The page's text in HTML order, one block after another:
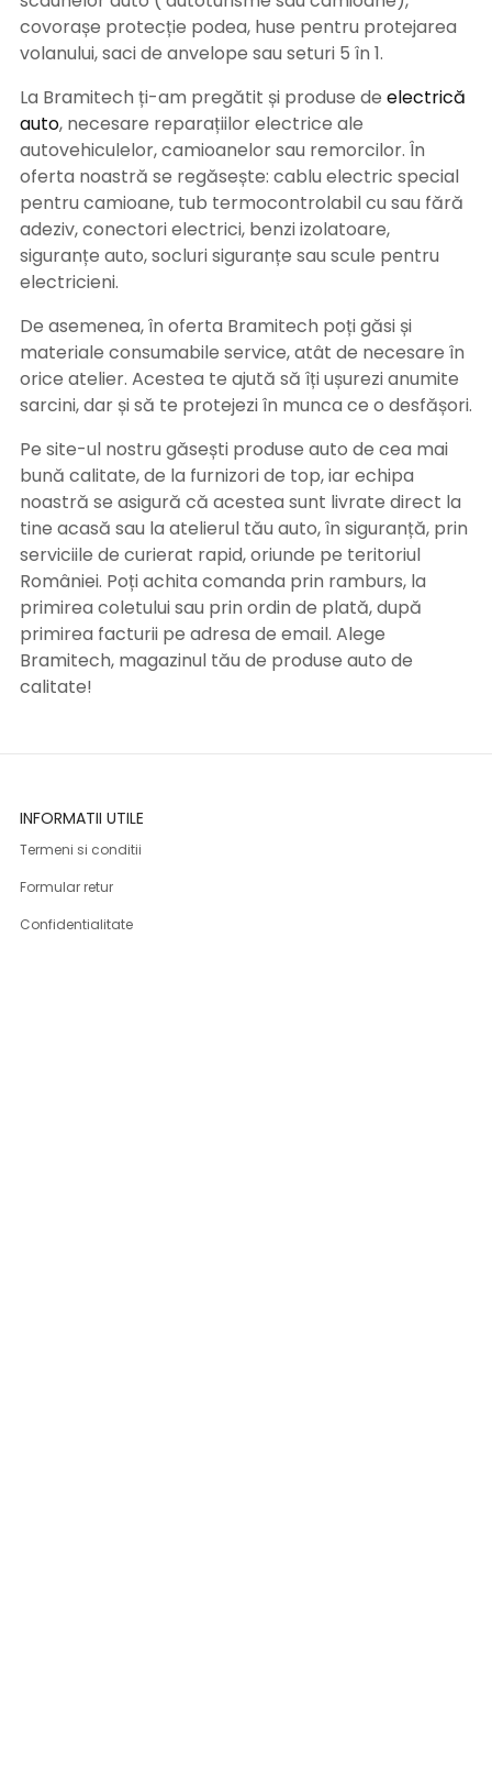
covorașe protecție podea, huse pentru protejarea
volanului, saci de anvelope sau seturi 5 în 1.
La Bramitech ți-am pregătit și produse de electrică
auto, necesare reparațiilor electrice ale
autovehiculelor, camioanelor sau remorcilor. În
oferta noastră se regăsește: cablu electric special
pentru camioane, tub termocontrolabil cu sau fără
adeziv, conectori electrici, benzi izolatoare,
siguranțe auto, socluri siguranțe sau scule pentru
electricieni.
De asemenea, în oferta Bramitech poți găsi și
materiale consumabile service, atât de necesare în
orice atelier. Acestea te ajută să îți ușurezi anumite
sarcini, dar și să te protejezi în munca ce o desfășori.
Pe site-ul nostru găsești produse auto de cea mai
bună calitate, de la furnizori de top, iar echipa
noastră se asigură că acestea sunt livrate direct la
tine acasă sau la atelierul tău auto, în siguranță, prin
serviciile de curierat rapid, oriunde pe teritoriul
României. Poți achita comanda prin ramburs, la
primirea coletului sau prin ordin de plată, după
primirea facturii pe adresa de email. Alege
Bramitech, magazinul tău de produse auto de
calitate!
INFORMATII UTILE
Termeni si conditii
Formular retur
Confidentialitate